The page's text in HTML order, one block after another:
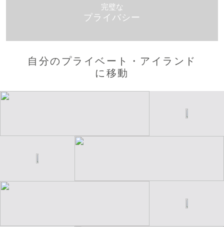
完璧な
プライバシー
自分のプライベート・アイランド
に移動